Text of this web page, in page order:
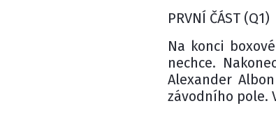
PRVNÍ ČÁST (Q1)
Na konci
nechce.
Alexander
závodního pole.